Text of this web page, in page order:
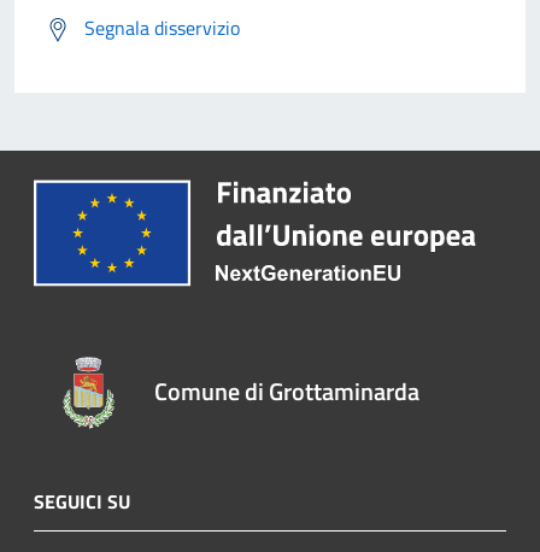
Segnala disservizio
Comune di Grottaminarda
SEGUICI SU